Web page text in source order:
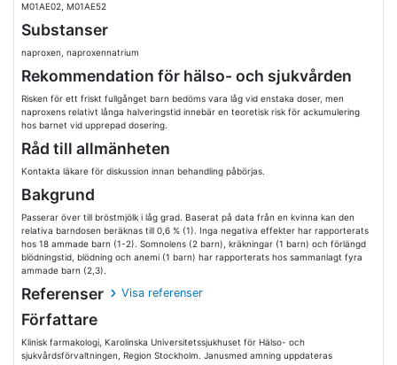
M01AE02, M01AE52
Substanser
naproxen, naproxennatrium
Rekommendation för hälso- och sjukvården
Risken för ett friskt fullgånget barn bedöms vara låg vid enstaka doser, men
naproxens relativt långa halveringstid innebär en teoretisk risk för ackumulering
hos barnet vid upprepad dosering.
Råd till allmänheten
Kontakta läkare för diskussion innan behandling påbörjas.
Bakgrund
Passerar över till bröstmjölk i låg grad. Baserat på data från en kvinna kan den
relativa barndosen beräknas till 0,6 % (1). Inga negativa effekter har rapporterats
hos 18 ammade barn (1-2). Somnolens (2 barn), kräkningar (1 barn) och förlängd
blödningstid, blödning och anemi (1 barn) har rapporterats hos sammanlagt fyra
ammade barn (2,3).
Referenser Visa referenser
Författare
Klinisk farmakologi, Karolinska Universitetssjukhuset för Hälso- och
sjukvårdsförvaltningen, Region Stockholm. Janusmed amning uppdateras